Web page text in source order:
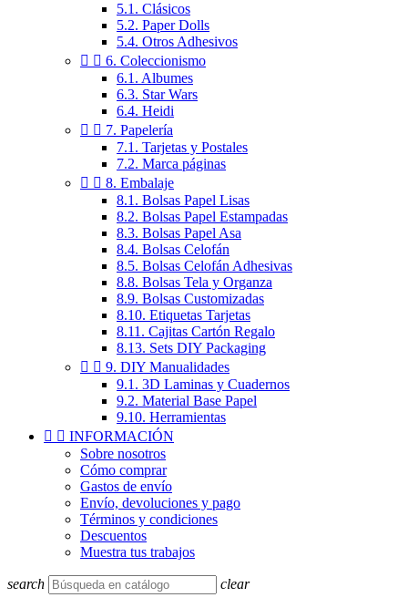
5.1. Clásicos
5.2. Paper Dolls
5.4. Otros Adhesivos
  6. Coleccionismo
6.1. Albumes
6.3. Star Wars
6.4. Heidi
  7. Papelería
7.1. Tarjetas y Postales
7.2. Marca páginas
  8. Embalaje
8.1. Bolsas Papel Lisas
8.2. Bolsas Papel Estampadas
8.3. Bolsas Papel Asa
8.4. Bolsas Celofán
8.5. Bolsas Celofán Adhesivas
8.8. Bolsas Tela y Organza
8.9. Bolsas Customizadas
8.10. Etiquetas Tarjetas
8.11. Cajitas Cartón Regalo
8.13. Sets DIY Packaging
  9. DIY Manualidades
9.1. 3D Laminas y Cuadernos
9.2. Material Base Papel
9.10. Herramientas
  INFORMACIÓN
Sobre nosotros
Cómo comprar
Gastos de envío
Envío, devoluciones y pago
Términos y condiciones
Descuentos
Muestra tus trabajos
search clear